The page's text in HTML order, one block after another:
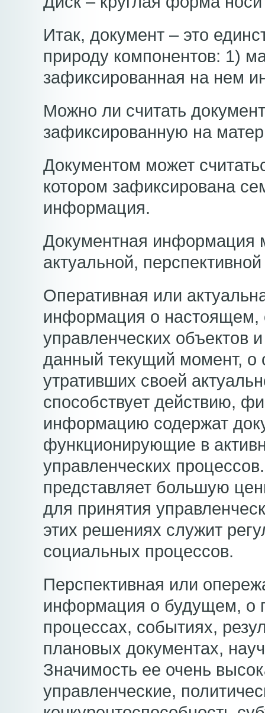
Итак, документ – это
природу компонентов: 1)
зафиксированная на нем
Можно ли считать
зафиксированную на
Документом может
котором зафиксирована
информация.
Документная информация
актуальной,
Оперативная или
информация о настоящем,
управленческих объектов
данный текущий момент, о
утративших своей
способствует действию,
информацию содержат
функционирующие в
управленческих
представляет большую
для принятия
этих решениях служит
социальных процессов.
Перспективная или
информация о будущем, о
процессах, событиях,
плановых документах,
Значимость ее очень
управленческие,